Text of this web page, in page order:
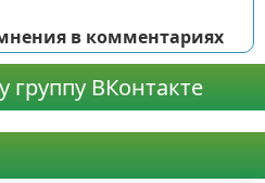
в комментариях
ВКонтакте